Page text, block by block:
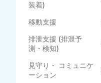
装着)
移動支援
排泄支援 (排泄予
測・検知)
見守り・ コミュニケ
ーション